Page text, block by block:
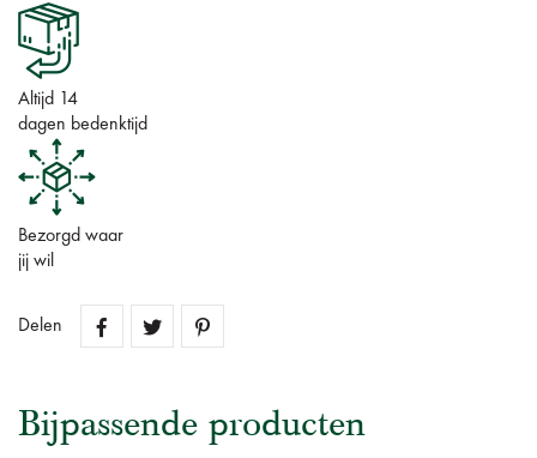
Altijd 14
dagen bedenktijd
Bezorgd waar
jij wil
Delen
Bijpassende producten